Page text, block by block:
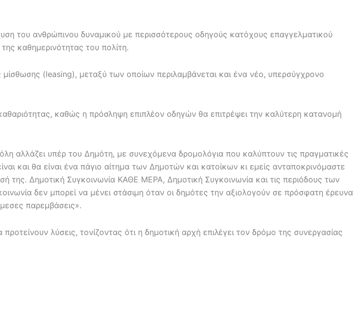
του ανθρώπινου δυναμικού με περισσότερους οδηγούς κατόχους επαγγελματικού
καθημερινότητας του πολίτη.
(leasing), μεταξύ των οποίων περιλαμβάνεται και ένα νέο, υπερσύγχρονο
καθώς η πρόσληψη επιπλέον οδηγών θα επιτρέψει την καλύτερη κατανομή
αλλάζει υπέρ του Δημότη, με συνεχόμενα δρομολόγια που καλύπτουν τις πραγματικές
και θα είναι ένα πάγιο αίτημα των Δημοτών και κατοίκων κι εμείς ανταποκρινόμαστε
Δημοτική Συγκοινωνία ΚΑΘΕ ΜΕΡΑ, Δημοτική Συγκοινωνία και τις περιόδους των
δεν μπορεί να μένει στάσιμη όταν οι δημότες την αξιολογούν σε πρόσφατη έρευνα
παρεμβάσεις».
λύσεις, τονίζοντας ότι η δημοτική αρχή επιλέγει τον δρόμο της συνεργασίας